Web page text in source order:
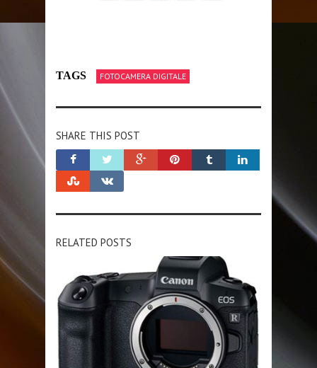
TAGS FOTOCAMERA DIGITALE
SHARE THIS POST
RELATED POSTS